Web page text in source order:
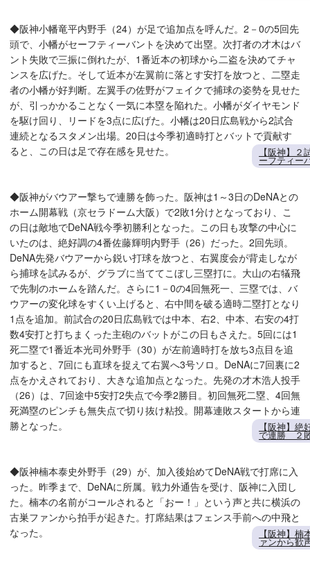
◆阪神小幡竜平内野手（24）が足で追加点を呼んだ。2－0の5回先
頭で、小幡がセーフティーバントを決めて出塁。次打者の才木はバ
ント失敗で三振に倒れたが、1番近本の初球から二盗を決めてチャ
ンスを広げた。そして近本が左翼前に落とす安打を放つと、二塁走
者の小幡が好判断。左翼手の佐野がフェイクで捕球の姿勢を見せた
が、引っかかることなく一気に本塁を陥れた。小幡がダイヤモンド
を駆け回り、リードを3点に広げた。小幡は20日広島戦から2試合
連続となるスタメン出場。20日は今季初適時打とバットで貢献す
ると、この日は足で存在感を見せた。
【阪神】
ーフティー
◆阪神がバウアー撃ちで連勝を飾った。阪神は1～3日のDeNAとの
ホーム開幕戦（京セラドーム大阪）で2敗1分けとなっており、こ
の日は敵地でDeNA戦今季初勝利となった。この日も攻撃の中心に
いたのは、絶好調の4番佐藤輝明内野手（26）だった。2回先頭。
DeNA先発バウアーから鋭い打球を放つと、右翼度会が背走しなが
ら捕球を試みるが、グラブに当ててこぼし三塁打に。大山の右犠飛
で先制のホームを踏んだ。さらに1－0の4回無死一、三塁では、バ
ウアーの変化球をすくい上げると、右中間を破る適時二塁打となり
1点を追加。前試合の20日広島戦では中本、右2、中本、右安の4打
数4安打と打ちまくった主砲のバットがこの日もさえた。5回には1
死二塁で1番近本光司外野手（30）が左前適時打を放ち3点目を追
加すると、7回にも直球を捉えて右翼へ3号ソロ。DeNAに7回裏に2
点をかえされており、大きな追加点となった。先発の才木浩人投手
（26）は、7回途中5安打2失点で今季2勝目。初回無死二塁、4回無
死満塁のピンチも無失点で切り抜け粘投。開幕連敗スタートから連
勝となった。
【阪神】
で連勝 ２
◆阪神楠本泰史外野手（29）が、加入後始めてDeNA戦で打席に入
った。昨季まで、DeNAに所属。戦力外通告を受け、阪神に入団し
た。楠本の名前がコールされると「おー！」という声と共に横浜の
古巣ファンから拍手が起きた。打席結果はフェンス手前への中飛と
なった。
【阪神】
ァンから歓